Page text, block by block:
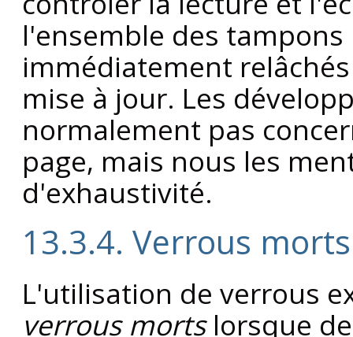
l'ensemble des
immédiatement
mise à jour. Les
normalement pas
page, mais nous les
d'exhaustivité.
13.3.4. Verrous
L'utilisation de verrous
verrous mortslorsque